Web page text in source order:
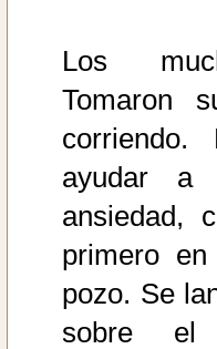
Los
Tomaron
corriendo.
ayudar
ansiedad,
primero
pozo. Se
sobre el